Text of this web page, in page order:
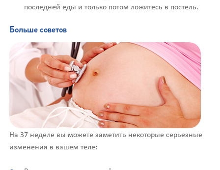
последней еды и только потом ложитесь в постель.
Больше советов
На 37 неделе вы можете заметить некоторые серьезные
изменения в вашем теле: